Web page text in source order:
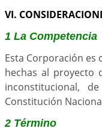
VI.
1 La Competencia
Esta Corporación es
hechas al proyecto
inconstitucional,
Constitución
2 Término